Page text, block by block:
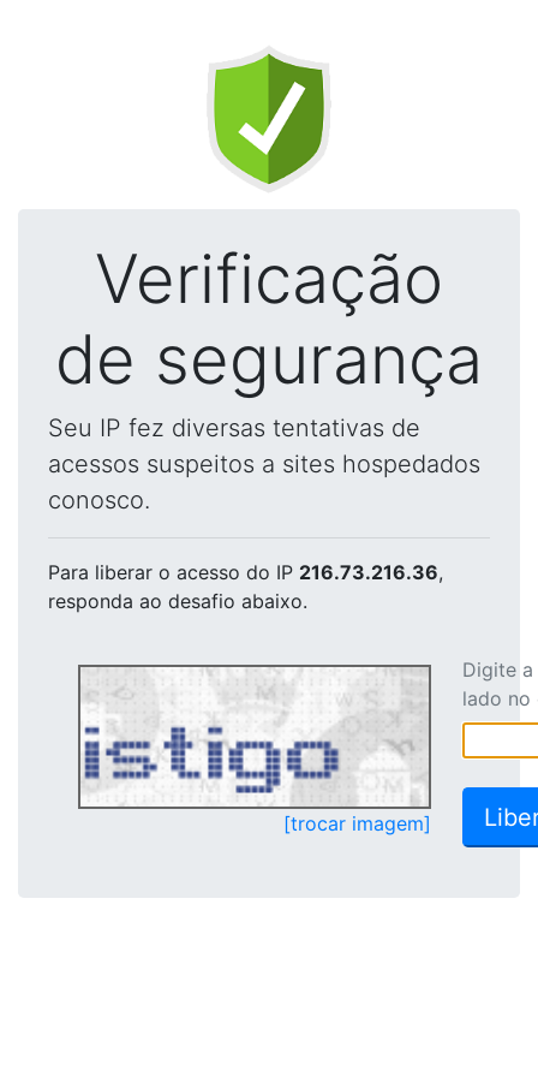
Verificação
de segurança
Seu IP fez diversas tentativas de
acessos suspeitos a sites hospedados
conosco.
Para liberar o acesso do IP 216.73.216.36,
responda ao desafio abaixo.
[trocar imagem]
Digite
lado no